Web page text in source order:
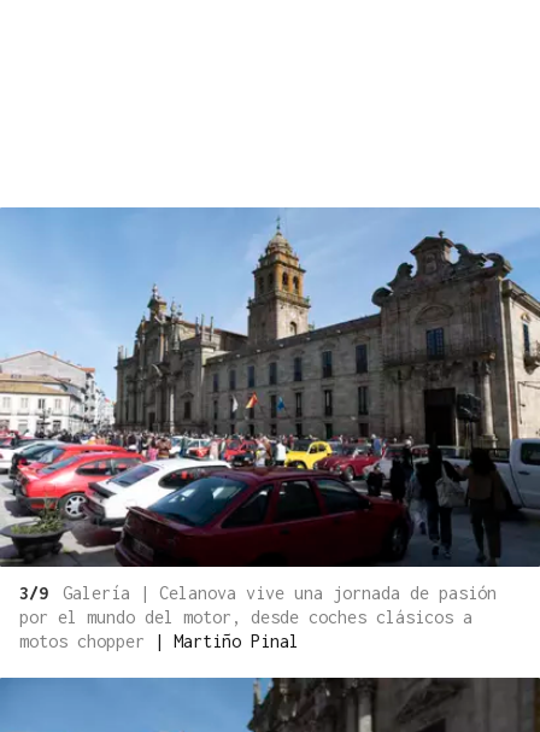
3/9
Galería | Celanova vive una jornada de pasión
por el mundo del motor, desde coches clásicos a
motos chopper
| Martiño Pinal